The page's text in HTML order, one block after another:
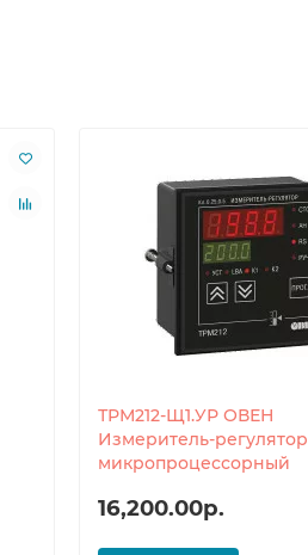
ТРМ212-Щ1.УР ОВЕН
Измеритель-регулятор
микропроцессорный
16,200.00р.